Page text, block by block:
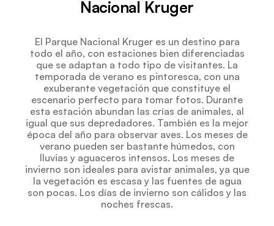
Nacional Kruger
El Parque Nacional Kruger es un destino para
todo el año, con estaciones bien diferenciadas
que se adaptan a todo tipo de visitantes. La
temporada de verano es pintoresca, con una
exuberante vegetación que constituye el
escenario perfecto para tomar fotos. Durante
esta estación abundan las crías de animales, al
igual que sus depredadores. También es la mejor
época del año para observar aves. Los meses de
verano pueden ser bastante húmedos, con
lluvias y aguaceros intensos. Los meses de
invierno son ideales para avistar animales, ya que
la vegetación es escasa y las fuentes de agua
son pocas. Los días de invierno son cálidos y las
noches frescas.